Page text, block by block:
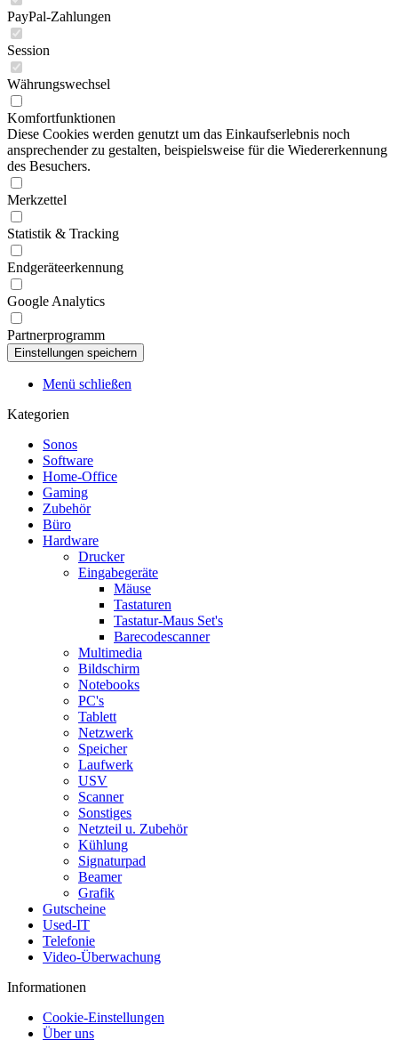
PayPal-Zahlungen
Session
Währungswechsel
Komfortfunktionen
Diese Cookies werden genutzt um das Einkaufserlebnis noch
ansprechender zu gestalten, beispielsweise für die Wiedererkennung
des Besuchers.
Merkzettel
Statistik & Tracking
Endgeräteerkennung
Google Analytics
Partnerprogramm
Menü schließen
Kategorien
Sonos
Software
Home-Office
Gaming
Zubehör
Büro
Hardware
Drucker
Eingabegeräte
Mäuse
Tastaturen
Tastatur-Maus Set's
Barecodescanner
Multimedia
Bildschirm
Notebooks
PC's
Tablett
Netzwerk
Speicher
Laufwerk
USV
Scanner
Sonstiges
Netzteil u. Zubehör
Kühlung
Signaturpad
Beamer
Grafik
Gutscheine
Used-IT
Telefonie
Video-Überwachung
Informationen
Cookie-Einstellungen
Über uns